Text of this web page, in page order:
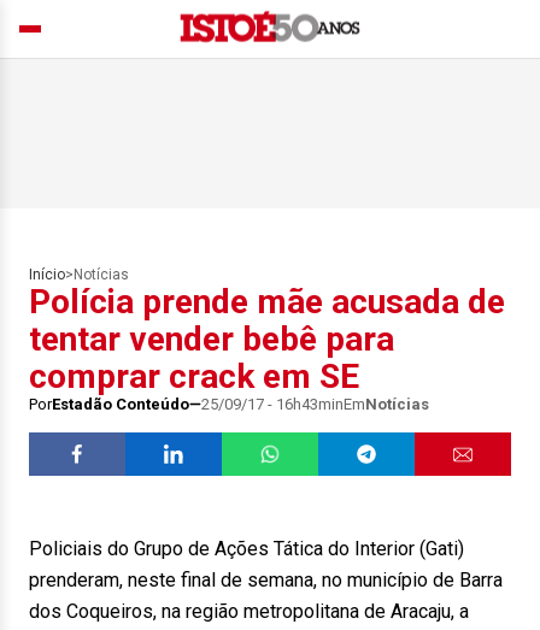
Início> Notícias
Polícia prende mãe acusada de
tentar vender bebê para
comprar crack em SE
PorEstadão Conteúdo 25/09/17 - 16h43minEmNotícias
Policiais do Grupo de Ações Tática do Interior (Gati)
prenderam, neste final de semana, no município de Barra
dos Coqueiros, na região metropolitana de Aracaju, a